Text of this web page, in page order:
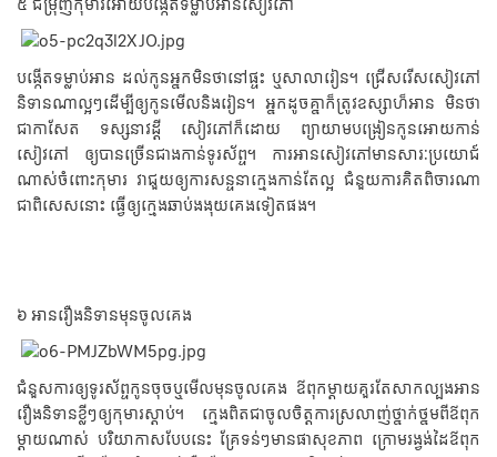
៥ ជម្រុញកុមារអោយបង្កើតទម្លាប់អានសៀវភៅ
បង្កើតទម្លាប់អាន ដល់កូនអ្នកមិនថានៅផ្ទះ ឬសាលារៀន។ ជ្រើសរើសសៀវភៅ
និទានណាល្អៗដើម្បីឲ្យកូនមើលនិងរៀន។ អ្នកដូចគ្នាក៏ត្រូវឧស្សាហ៏អាន មិនថា
ជាកាសែត ទស្សនាវដ្តី សៀវភៅក៏ដោយ ព្យាយាមបង្រៀនកូនអោយកាន់
សៀវភៅ ឲ្យបានច្រើនជាងកាន់ទូរស័ព្ទ។ ការអានសៀវភៅមានសារៈប្រយោជ៍
ណាស់ចំពោះកុមារ វាជួយឲ្យការសន្ទនាក្មេងកាន់តែល្អ ជំនួយការគិតពិចារណា
ជាពិសេសនោះ ធ្វើឲ្យក្មេងឆាប់ងងុយគេងទៀតផង។
៦ អានរឿងនិទានមុនចូលគេង
ជំនួសការឲ្យទូរស័ព្ទកូនចុចឬមើលមុនចូលគេង ឪពុកម្តាយគួរតែសាកល្បងអាន
រឿងនិទានខ្លីៗឲ្យកុមារស្តាប់។ ក្មេងពិតជាចូលចិត្តការស្រលាញ់ថ្នាក់ថ្នមពីឪពុក
ម្តាយណាស់ បរិយាកាសបែបនេះ គ្រែទន់ៗមានផាសុខភាព ក្រោមរង្វង់ដៃឪពុក